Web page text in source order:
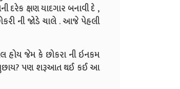
ક્ષણ યાદગાર બનાવી દે ,
ની જોડે ચાલે . આજે પેહલી
હોય જેમ કે છોકરા ની ઇનકમ
પુછાય? પણ શરૂઆત થઈ કઈ આ